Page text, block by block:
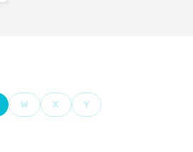
W X Y